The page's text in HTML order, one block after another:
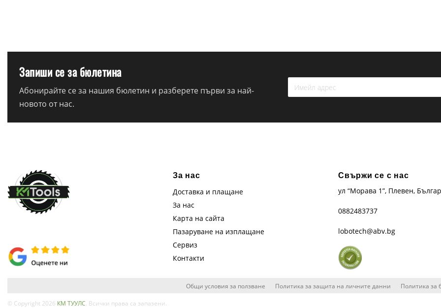
Запиши се за бюлетина
Абонирайте се за нашия бюлетин и разберете първи за най-
новото от нас.
За нас
Доставка и плащане
За нас
Карта на сайта
Пазаруване на изплащане
Сервиз
Контакти
Свържи се с нас
ул “Морава 1”, Плевен,
0882483737
lobotech@abv.bg
Общи условия за ползване Политика за защита на личните данни Политика за
© Copyright 2026 КМ ТУУЛС . Всички права са запазени.